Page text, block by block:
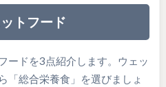
トフード
ードを3点紹介します。ウェッ
「総合栄養食」を選びましょ